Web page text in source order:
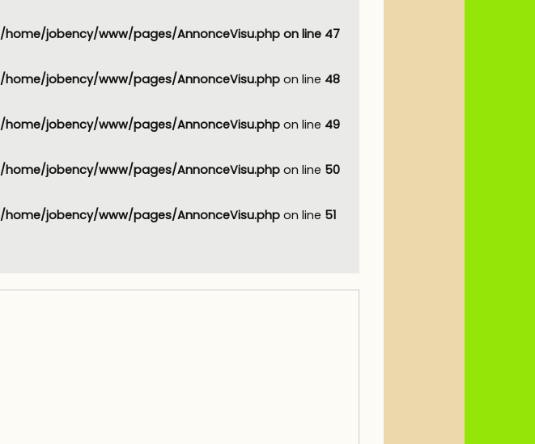
/home/jobency/www/pages/AnnonceVisu.php on line 47
/home/jobency/www/pages/AnnonceVisu.php on line 48
/home/jobency/www/pages/AnnonceVisu.php on line 49
/home/jobency/www/pages/AnnonceVisu.php on line 50
/home/jobency/www/pages/AnnonceVisu.php on line 51